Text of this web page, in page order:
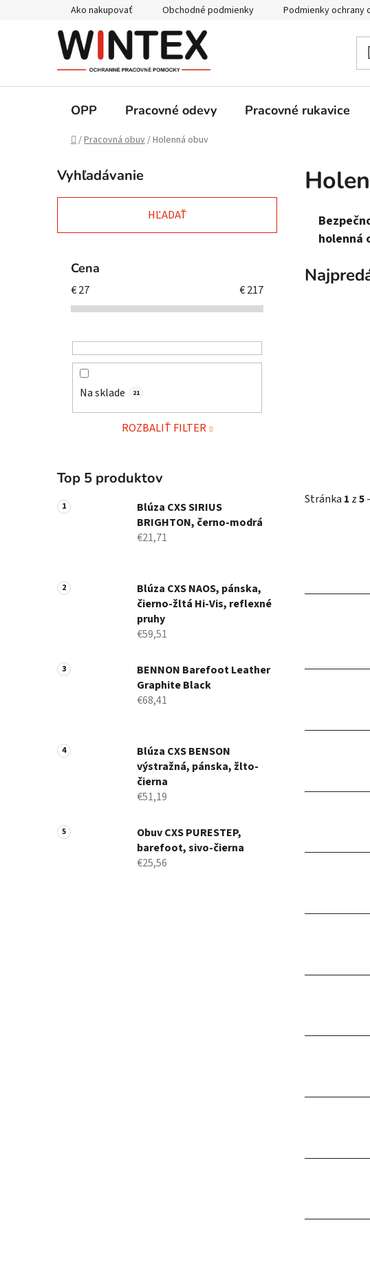
Ako nakupovať Obchodné podmienky Podmienky ochrany
OPP Pracovné odevy Pracovné rukavice
Domov
/Pracovná obuv/Holenná obuv
o
č
ý
Vyhľadávanie
HĽADAŤ
Cena
€27 €217
Na sklade 21
ROZBALIŤ FILTER
Top 5 produktov
Blúza CXS SIRIUS
BRIGHTON, černo-modrá
€21,71
Blúza CXS NAOS, pánska,
čierno-žltá Hi-Vis, reflexné
pruhy
€59,51
BENNON Barefoot Leather
Graphite Black
€68,41
Blúza CXS BENSON
výstražná, pánska, žlto-
čierna
€51,19
Obuv CXS PURESTEP,
barefoot, sivo-čierna
€25,56
holenná
Stránka 1 z5-
i
o